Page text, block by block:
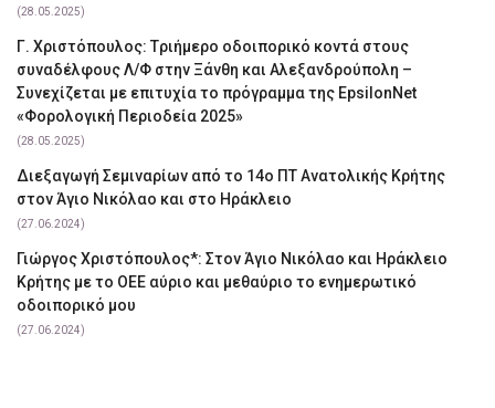
(28.05.2025)
Γ. Χριστόπουλος: Tριήμερο οδοιπορικό κοντά στους
συναδέλφους Λ/Φ στην Ξάνθη και Αλεξανδρούπολη –
Συνεχίζεται με επιτυχία το πρόγραμμα της EpsilonNet
«Φορολογική Περιοδεία 2025»
(28.05.2025)
Διεξαγωγή Σεμιναρίων από το 14ο ΠΤ Ανατολικής Κρήτης
στον Άγιο Νικόλαο και στο Ηράκλειο
(27.06.2024)
Γιώργος Χριστόπουλος*: Στον Άγιο Νικόλαο και Ηράκλειο
Κρήτης με το ΟΕΕ αύριο και μεθαύριο το ενημερωτικό
οδοιπορικό μου
(27.06.2024)